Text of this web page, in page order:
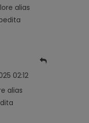
alias
02:12
alias